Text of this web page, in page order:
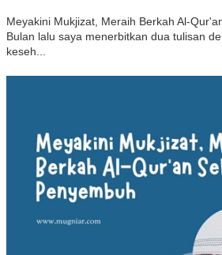
Meyakini Mukjizat, Meraih Berkah Al-
Bulan lalu saya menerbitkan dua tulisan
keseh...